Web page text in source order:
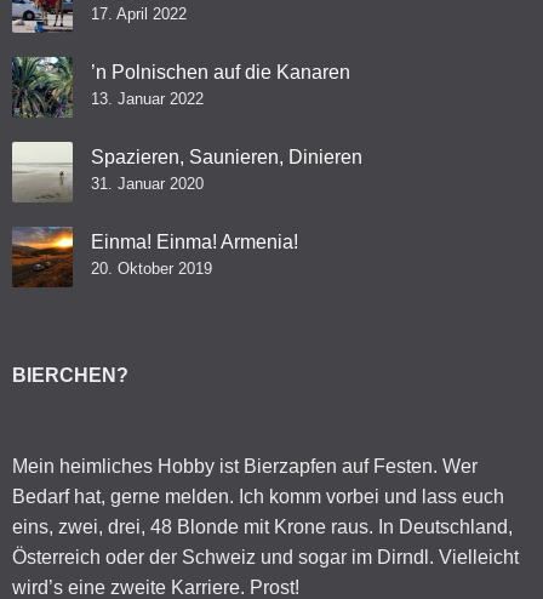
17. April 2022
’n Polnischen auf die Kanaren
13. Januar 2022
Spazieren, Saunieren, Dinieren
31. Januar 2020
Einma! Einma! Armenia!
20. Oktober 2019
BIERCHEN?
Mein heimliches Hobby ist Bierzapfen auf Festen. Wer
Bedarf hat, gerne melden. Ich komm vorbei und lass euch
eins, zwei, drei, 48 Blonde mit Krone raus. In Deutschland,
Österreich oder der Schweiz und sogar im Dirndl. Vielleicht
wird’s eine zweite Karriere. Prost!